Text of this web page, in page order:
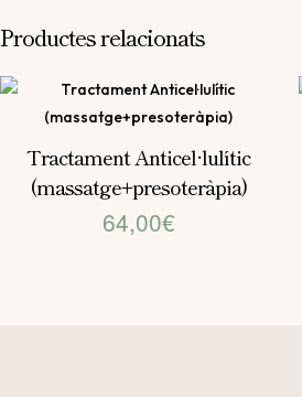
Productes relacionats
Tractament Anticel·lulític
(massatge+presoteràpia)
64,00€